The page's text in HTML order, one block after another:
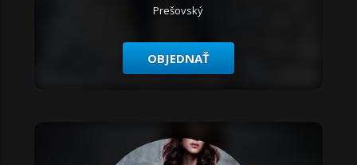
Prešovský
OBJEDNAŤ